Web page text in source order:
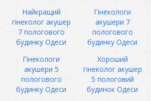
Найкращий
гінеколог акушер
7 пологового
будинку Одеси
Гінекологи
акушери 7
пологового
будинку Одеси
Гінекологи
акушери 5
пологового
будинку Одеси
Хороший
гінеколог акушер
5 пологовий
будинок Одеси